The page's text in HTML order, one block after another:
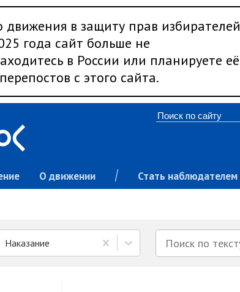
движения в защиту прав избирателей
года сайт больше не
в России или планируете её
с этого сайта.
О движении Стать наблюдателем
Наказание